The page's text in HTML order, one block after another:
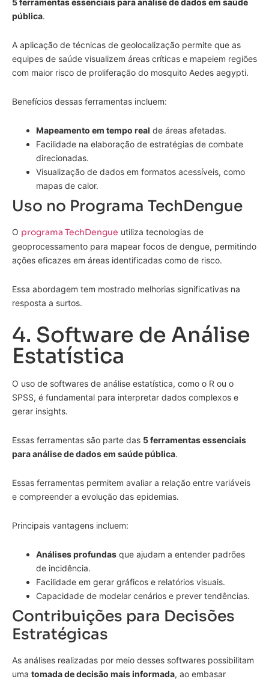
5 ferramentas essenciais para análise de dados em saúde
pública.
A aplicação de técnicas de geolocalização permite que as
equipes de saúde visualizem áreas críticas e mapeiem regiões
com maior risco de proliferação do mosquito Aedes aegypti.
Benefícios dessas ferramentas incluem:
Mapeamento em tempo real de áreas afetadas.
Facilidade na elaboração de estratégias de combate
direcionadas.
Visualização de dados em formatos acessíveis, como
mapas de calor.
Uso no Programa TechDengue
O programa TechDengue utiliza tecnologias de
geoprocessamento para mapear focos de dengue, permitindo
ações eficazes em áreas identificadas como de risco.
Essa abordagem tem mostrado melhorias significativas na
resposta a surtos.
4. Software de Análise
Estatística
O uso de softwares de análise estatística, como o R ou o
SPSS, é fundamental para interpretar dados complexos e
gerar insights.
Essas ferramentas são parte das 5 ferramentas essenciais
para análise de dados em saúde pública.
Essas ferramentas permitem avaliar a relação entre variáveis
e compreender a evolução das epidemias.
Principais vantagens incluem:
Análises profundas que ajudam a entender padrões
de incidência.
Facilidade em gerar gráficos e relatórios visuais.
Capacidade de modelar cenários e prever tendências.
Contribuições para Decisões
Estratégicas
As análises realizadas por meio desses softwares possibilitam
uma tomada de decisão mais informada, ao embasar